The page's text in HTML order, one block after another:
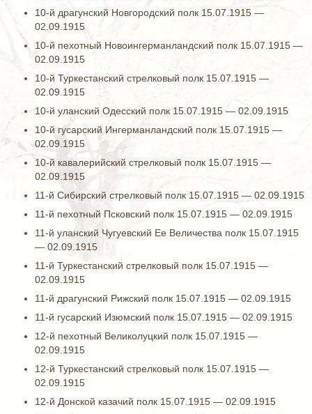
10-й драгунский Новгородский полк 15.07.1915 —
02.09.1915
10-й пехотный Новоингерманландский полк 15.07.1915 —
02.09.1915
10-й Туркестанский стрелковый полк 15.07.1915 —
02.09.1915
10-й уланский Одесский полк 15.07.1915 — 02.09.1915
10-й гусарский Ингерманландский полк 15.07.1915 —
02.09.1915
10-й кавалерийский стрелковый полк 15.07.1915 —
02.09.1915
11-й Сибирский стрелковый полк 15.07.1915 — 02.09.1915
11-й пехотный Псковский полк 15.07.1915 — 02.09.1915
11-й уланский Чугуевский Ее Величества полк 15.07.1915
— 02.09.1915
11-й Туркестанский стрелковый полк 15.07.1915 —
02.09.1915
11-й драгунский Рижский полк 15.07.1915 — 02.09.1915
11-й гусарский Изюмский полк 15.07.1915 — 02.09.1915
12-й пехотный Великолуцкий полк 15.07.1915 —
02.09.1915
12-й Туркестанский стрелковый полк 15.07.1915 —
02.09.1915
12-й Донской казачий полк 15.07.1915 — 02.09.1915